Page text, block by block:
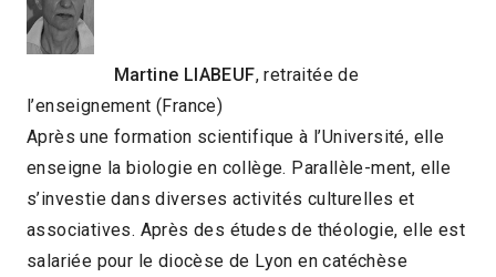
Martine LIABEUF, retraitée de
l’enseignement (France)
Après une formation scientifique à l’Université, elle
enseigne la biologie en collège. Parallèle-ment, elle
s’investie dans diverses activités culturelles et
associatives. Après des études de théologie, elle est
salariée pour le diocèse de Lyon en catéchèse